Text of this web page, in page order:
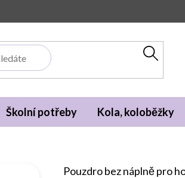
Školní potřeby Kola, koloběžky
Pouzdro bez náplně pro